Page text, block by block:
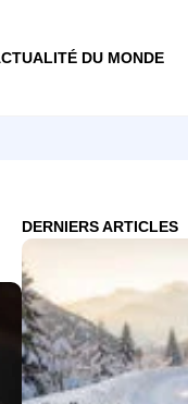
DU MONDE
DERNIERS ARTICLES